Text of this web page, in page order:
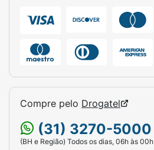
Compre pelo Drogatel
(31) 3270-5000
(BH e Região) Todos os dias, 06h às 00h